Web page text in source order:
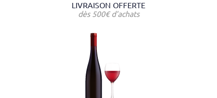
LIVRAISON OFFERTE
dès 500€ d'achats